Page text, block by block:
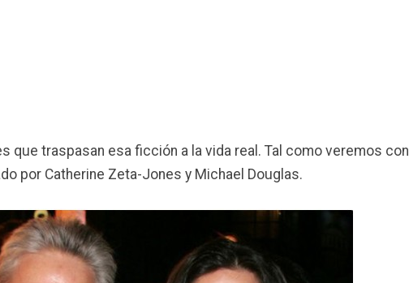
que traspasan esa ficción a la vida real. Tal como veremos con
por Catherine Zeta-Jones y Michael Douglas.